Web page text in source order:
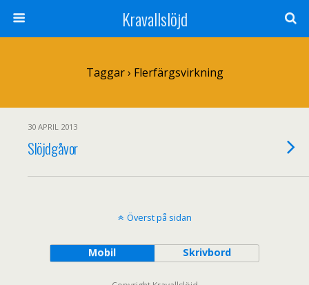
Kravallslöjd
Taggar › Flerfärgsvirkning
30 APRIL 2013
Slöjdgåvor
Överst på sidan
Mobil Skrivbord